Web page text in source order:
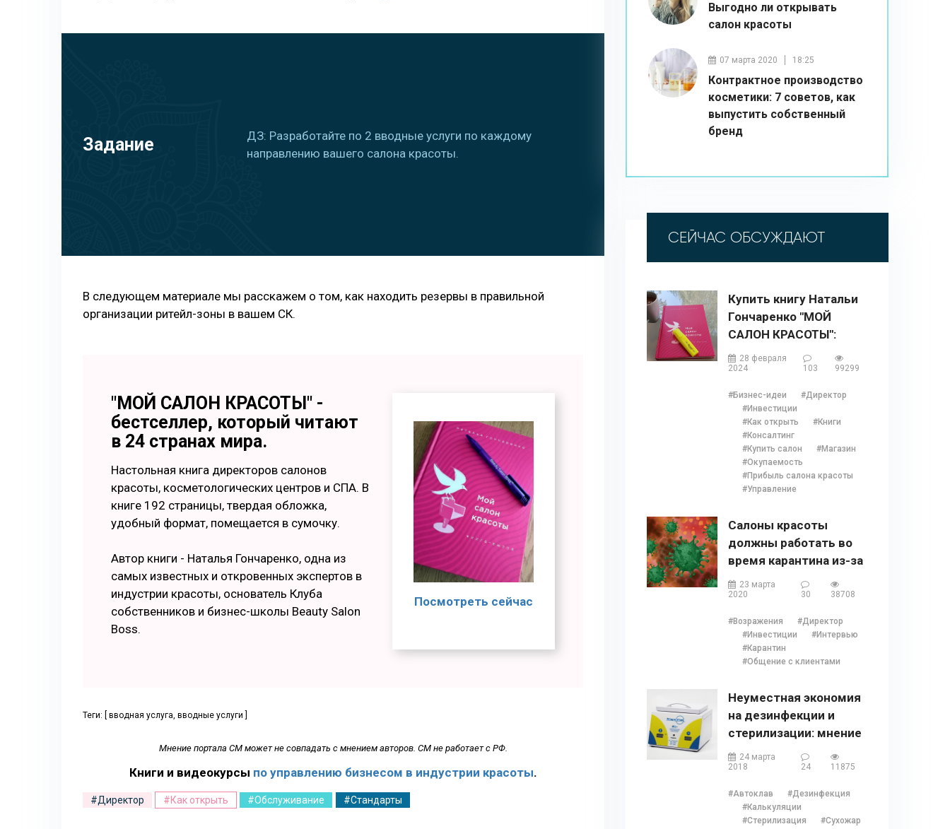
Задание
ДЗ: Разработайте по 2 вводные услуги по каждому
направлению вашего салона красоты.
В следующем материале мы расскажем о том, как находить резервы в правильной
организации ритейл-зоны в вашем СК.
"МОЙ САЛОН КРАСОТЫ" -
бестселлер, который читают
в 24 странах мира.
Настольная книга директоров салонов
красоты, косметологических центров и СПА. В
книге 192 страницы, твердая обложка,
удобный формат, помещается в сумочку.
Автор книги - Наталья Гончаренко, одна из
самых известных и откровенных экспертов в
индустрии красоты, основатель Клуба
собственников и бизнес-школы Beauty Salon
Boss.
Посмотреть сейчас
Теги: [ вводная услуга, вводные услуги ]
Мнение портала СМ может не совпадать с мнением авторов. СМ не работает с РФ.
Книги и видеокурсы по управлению бизнесом в индустрии красоты.
#Директор #Как открыть #Обслуживание #Стандарты
Выгодно ли открывать
салон красоты
07 марта 2020 18:25
Контрактное производство
косметики: 7 советов, как
выпустить собственный
бренд
СЕЙЧАС ОБСУЖДАЮТ
Купить книгу Натальи
Гончаренко "МОЙ
САЛОН КРАСОТЫ":
описание, содержание,
отзывы, бонусы и 1
28 февраля
2024
103 99299
#Бизнес-идеи
#Директор
#Инвестиции
#Как открыть
#Книги
#Консалтинг
#Купить салон
#Магазин
#Окупаемость
#Прибыль салона красоты
#Управление
Салоны красоты
должны работать во
время карантина из-за
COVID 19?
23 марта
2020
30 38708
#Возражения
#Директор
#Инвестиции
#Интервью
#Карантин
#Общение с клиентами
Неуместная экономия
на дезинфекции и
стерилизации: мнение
Наталии Ушецкой
24 марта
2018
24 11875
#Автоклав
#Дезинфекция
#Калькуляции
#Стерилизация
#Сухожар